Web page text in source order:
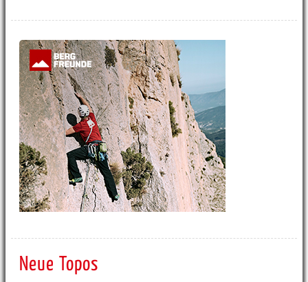
Neue Topos